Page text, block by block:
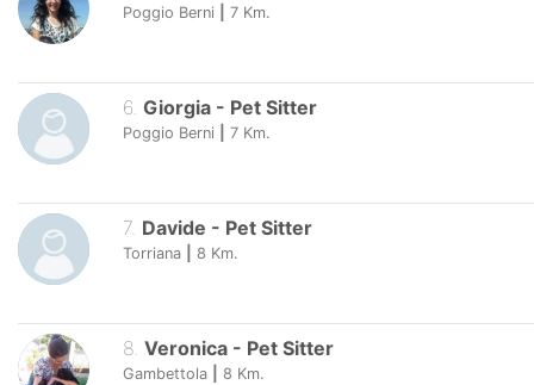
Poggio Berni 7 Km.
6 Giorgia - Pet Sitter
Poggio Berni 7 Km.
7. Davide - Pet Sitter
Torriana 8 Km.
8. Veronica - Pet Sitter
Gambettola 8 Km.